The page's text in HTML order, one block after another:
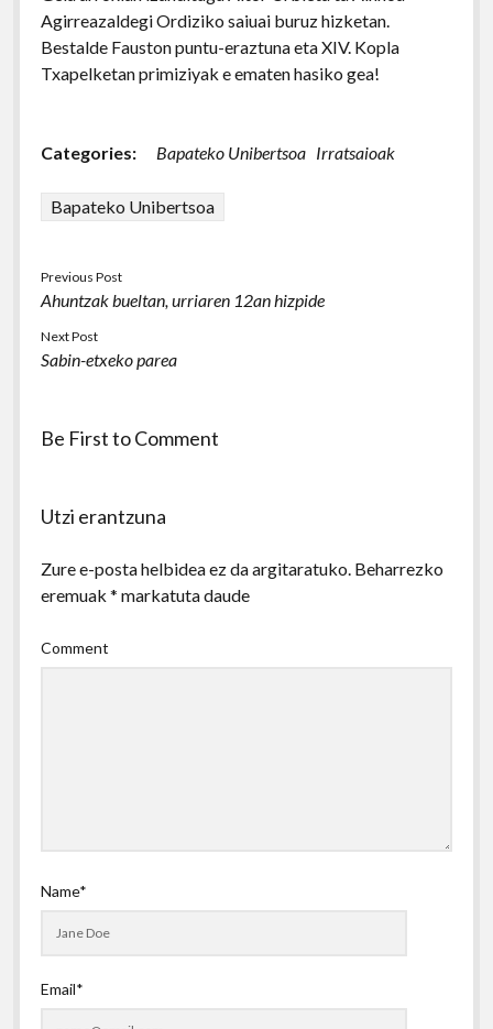
Agirreazaldegi Ordiziko saiuai buruz hizketan.
Bestalde Fauston puntu-eraztuna eta XIV. Kopla
Txapelketan primiziyak e ematen hasiko gea!
Categories: Bapateko Unibertsoa Irratsaioak
Bapateko Unibertsoa
Previous Post
Ahuntzak bueltan, urriaren 12an hizpide
Next Post
Sabin-etxeko parea
Be First to Comment
Utzi erantzuna
Zure e-posta helbidea ez da argitaratuko. Beharrezko
eremuak * markatuta daude
Comment
Name*
Email*